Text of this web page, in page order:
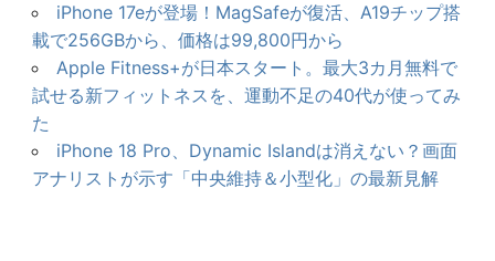
iPhone 17eが登場！MagSafeが復活、A19チップ搭
載で256GBから、価格は99,800円から
Apple Fitness+が日本スタート。最大3カ月無料で
試せる新フィットネスを、運動不足の40代が使ってみ
た
iPhone 18 Pro、Dynamic Islandは消えない？画面
アナリストが示す「中央維持＆小型化」の最新見解